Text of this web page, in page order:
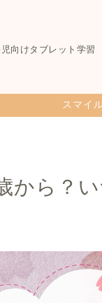
向けタブレット学習
スマイ
から？